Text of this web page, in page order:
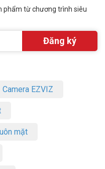
phẩm từ chương trình siêu
Camera EZVIZ
mặt